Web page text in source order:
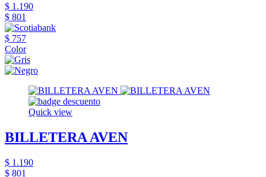
$ 1.190
$ 801
$ 757
Color
Quick view
BILLETERA AVEN
$ 1.190
$ 801